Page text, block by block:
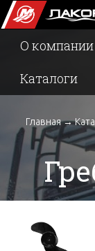
О компании
Каталоги
Главная→